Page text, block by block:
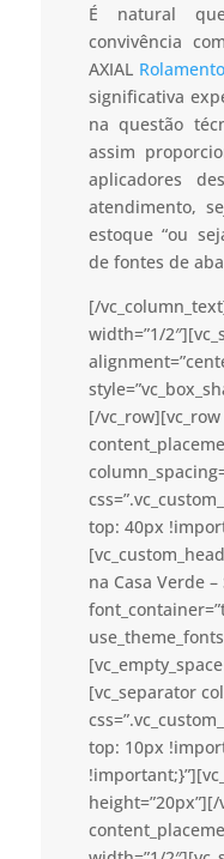
É natural
convivência
AXIAL
significativa
na questão
assim
aplicadores
atendimento,
estoque “ou
de fontes de
[/
width=”1/
[/
top: 40px
na Casa Verde –
[vc_separator
top: 10px